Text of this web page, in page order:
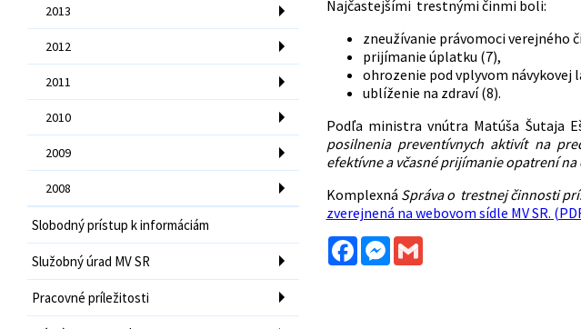
2013
2012
2011
2010
2009
2008
Slobodný prístup k informáciám
Služobný úrad MV SR
Pracovné príležitosti
Najčastejšími trestnými činmi boli:
zneužívanie právomoci verejného
prijímanie úplatku (7),
ohrozenie pod vplyvom návykovej
ublíženie na zdraví (8).
Podľa ministra vnútra Matúša Šutaja
posilnenia preventívnych aktivít na
efektívne a včasné prijímanie opatrení
Komplexná Správa o trestnej činnosti
zverejnená na webovom sídle MV SR.
FacebookMessenger
Gmail